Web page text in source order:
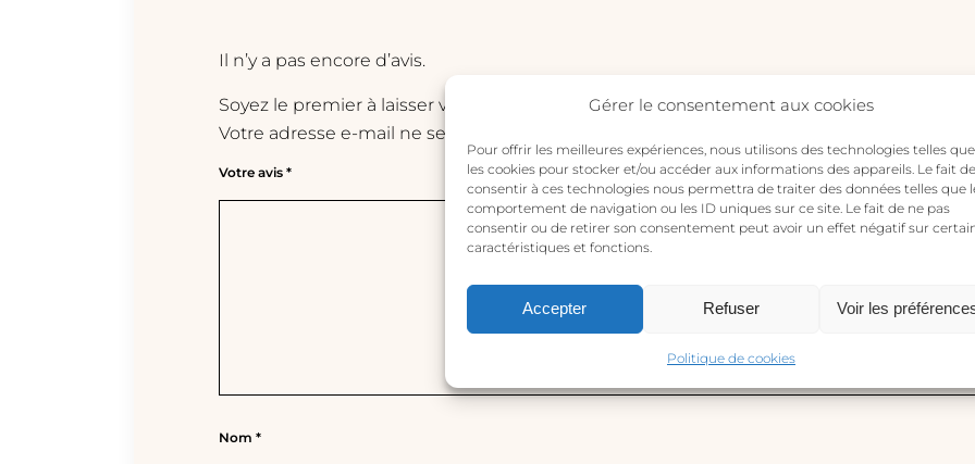
Gérer le consentement aux cookies
Pour offrir les meilleures expériences, nous utilisons des technologies telles que
les cookies pour stocker et/ou accéder aux informations des appareils. Le fait de
consentir à ces technologies nous permettra de traiter des données telles que
comportement de navigation ou les ID uniques sur ce site. Le fait de ne pas
consentir ou de retirer son consentement peut avoir un effet négatif sur
caractéristiques et fonctions.
Accepter Refuser Voir les
Politique de cookies
Il n’y a pas encore d’avis.
Soyez le premier à laisser votre avis sur “Bague Couronne Argent – LEMON QUEEN”
Votre adresse e-mail ne sera pas publiée.
Votre avis *
Nom *